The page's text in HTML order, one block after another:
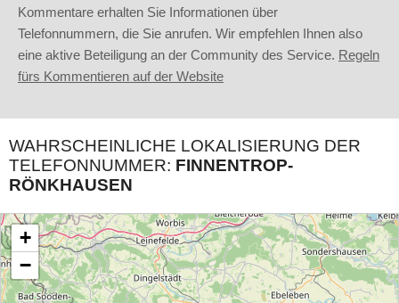
Kommentare erhalten Sie Informationen über
Telefonnummern, die Sie anrufen. Wir empfehlen Ihnen also
eine aktive Beteiligung an der Community des Service. Regeln
fürs Kommentieren auf der Website
WAHRSCHEINLICHE LOKALISIERUNG DER
TELEFONNUMMER: FINNENTROP-
RÖNKHAUSEN